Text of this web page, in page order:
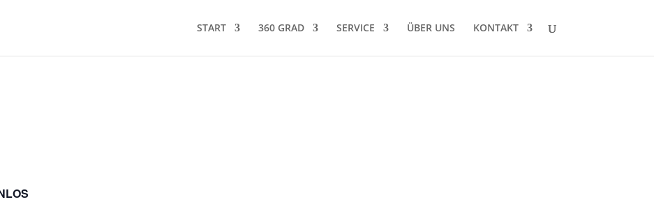
START 360 GRAD SERVICE ÜBER UNS KONTAKT